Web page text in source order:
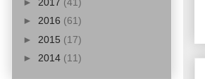
► 2016 (61)
► 2015 (17)
► 2014 (11)